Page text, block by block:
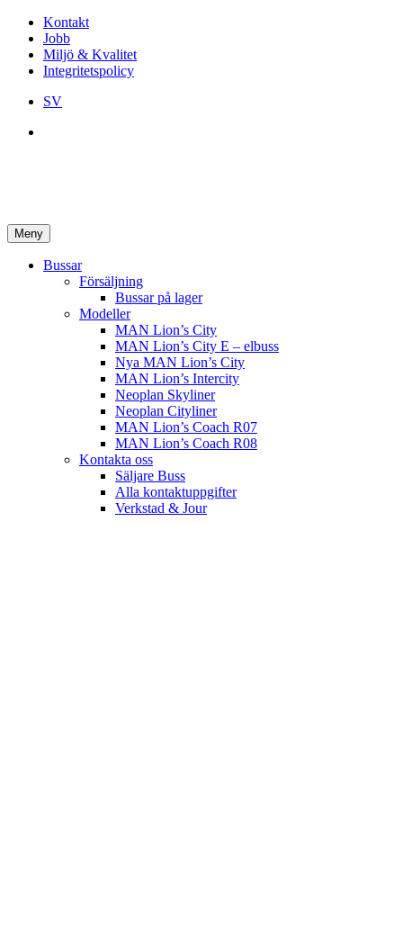
Kontakt
Jobb
Miljö & Kvalitet
Integritetspolicy
SV
Meny
Bussar
Försäljning
Bussar på lager
Modeller
MAN Lion’s City
MAN Lion’s City E – elbuss
Nya MAN Lion’s City
MAN Lion’s Intercity
Neoplan Skyliner
Neoplan Cityliner
MAN Lion’s Coach R07
MAN Lion’s Coach R08
Kontakta oss
Säljare Buss
Alla kontaktuppgifter
Verkstad & Jour